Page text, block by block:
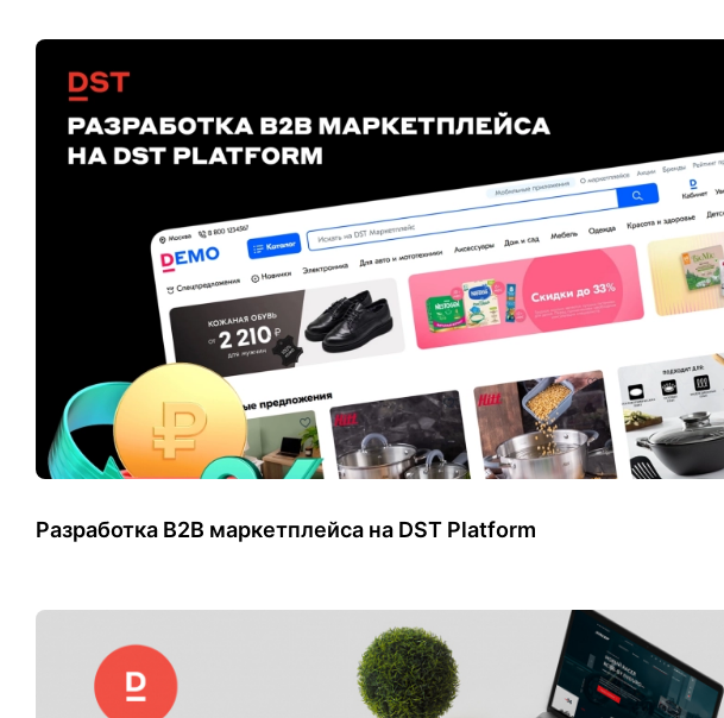
Разработка B2B маркетплейса на DST Platform